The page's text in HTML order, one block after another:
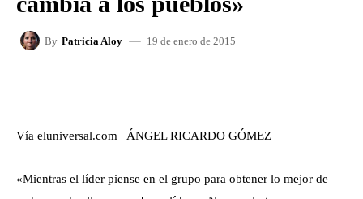
By Patricia Aloy 19 de enero de 2015
Vía eluniversal.com | ÁNGEL RICARDO GÓMEZ
«Mientras el líder piense en el grupo para obtener lo mejor de